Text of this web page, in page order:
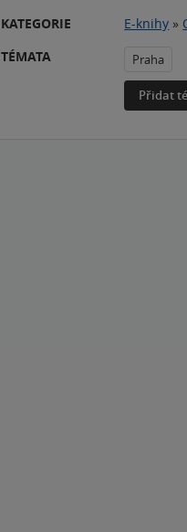
KATEGORIE E-knihy »
TÉMATA
Praha
Přidat